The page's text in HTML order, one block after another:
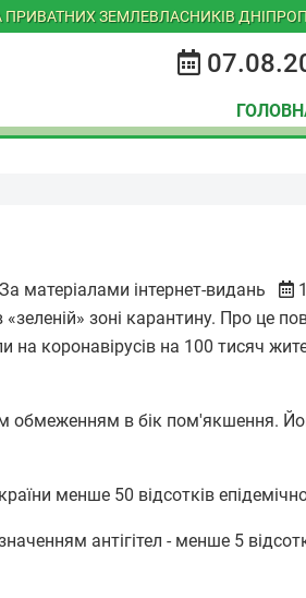
ПРИВАТНИХ ЗЕМЛЕВЛАСНИКІВ
За матеріалами інтернет-видань
зоні карантину. Про це
коронавірусів на 100 тисяч
обмеженням в бік пом'якшення.
менше 50 відсотків
антігітел - менше 5